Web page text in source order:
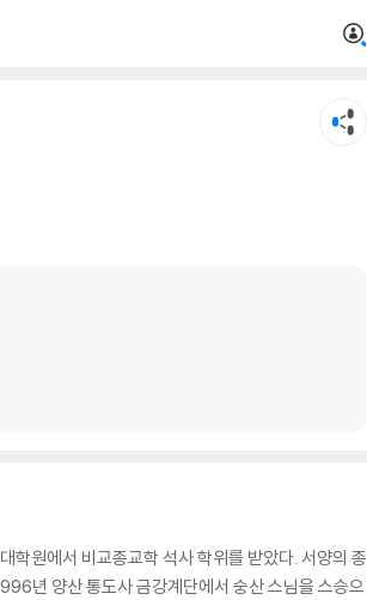
학원에서 비교종교학 석사 학위를 받았다. 서양의 종
년 양산 통도사 금강계단에서 숭산 스님을 스승으